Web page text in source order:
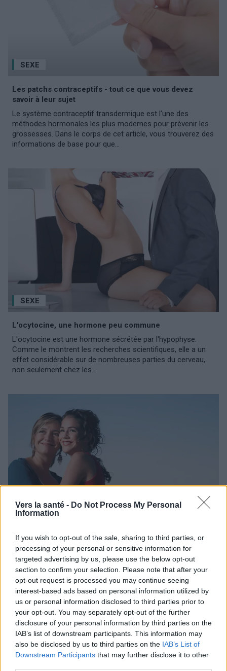
Vers la santé - Do Not Process My Personal
Information
If you wish to opt-out of the sale, sharing to third parties, or
processing of your personal or sensitive information for
targeted advertising by us, please use the below opt-out
section to confirm your selection. Please note that after your
opt-out request is processed you may continue seeing
interest-based ads based on personal information utilized by
us or personal information disclosed to third parties prior to
your opt-out. You may separately opt-out of the further
disclosure of your personal information by third parties on the
IAB’s list of downstream participants. This information may
also be disclosed by us to third parties on the IAB’s List of
Downstream Participants that may further disclose it to other
SEXE
Les patchs contraceptifs - tout ce que vous devez
savoir à leur sujet
Le système contraceptif transdermique est l'une des
méthodes hormonales les plus modernes pour prévenir les
grossesses. Dans le corps de cet article, vous trouverez des
informations de base pour que...
SEXE
L'ocytocine, une hormone peu commune
L'ocytocine est une hormone sécrétée par l'hypophyse.
Comme le montrent les recherches scientifiques, elle a un
effet considérable sur de nombreuses parties du cerveau,
non seulement chez les...
Sexe et camps
Votre enfant est sur le point de partir en colonie de
vacances. Elle a atteint l'âge de la puberté et vous envisagez
trois semaines d'insomnie parce que vous serez stressée à
l'idée de devenir...